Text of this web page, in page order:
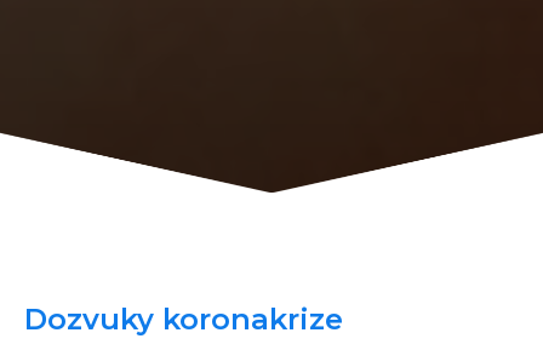
Dozvuky koronakrize